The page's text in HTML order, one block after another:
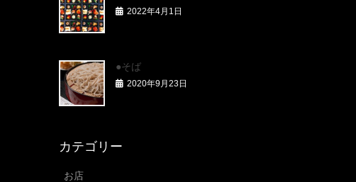
2022年4月1日
●そば
2020年9月23日
カテゴリー
お店